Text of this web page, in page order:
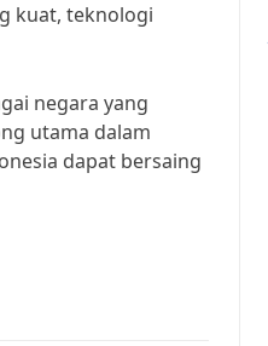
kuat, teknologi
negara yang
utama dalam
dapat bersaing